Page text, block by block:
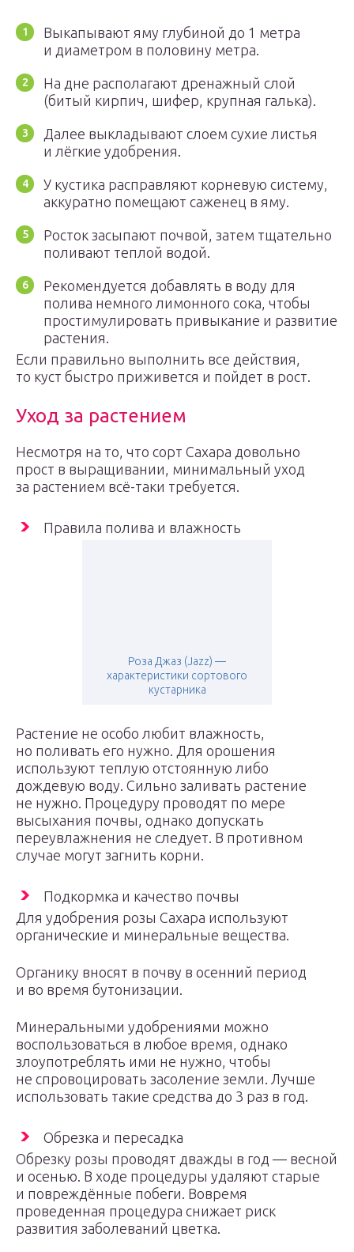
Выкапывают яму глубиной до 1 метра
и диаметром в половину метра.
На дне располагают дренажный слой
(битый кирпич, шифер, крупная галька).
Далее выкладывают слоем сухие листья
и лёгкие удобрения.
У кустика расправляют корневую систему,
аккуратно помещают саженец в яму.
Росток засыпают почвой, затем тщательно
поливают теплой водой.
Рекомендуется добавлять в воду для
полива немного лимонного сока, чтобы
простимулировать привыкание и развитие
растения.
Если правильно выполнить все действия,
то куст быстро приживется и пойдет в рост.
Уход за растением
Несмотря на то, что сорт Сахара довольно
прост в выращивании, минимальный уход
за растением всё-таки требуется.
Правила полива и влажность
Роза Джаз (Jazz) —
характеристики сортового
кустарника
Растение не особо любит влажность,
но поливать его нужно. Для орошения
используют теплую отстоянную либо
дождевую воду. Сильно заливать растение
не нужно. Процедуру проводят по мере
высыхания почвы, однако допускать
переувлажнения не следует. В противном
случае могут загнить корни.
Подкормка и качество почвы
Для удобрения розы Сахара используют
органические и минеральные вещества.
Органику вносят в почву в осенний период
и во время бутонизации.
Минеральными удобрениями можно
воспользоваться в любое время, однако
злоупотреблять ими не нужно, чтобы
не спровоцировать засоление земли. Лучше
использовать такие средства до 3 раз в год.
Обрезка и пересадка
Обрезку розы проводят дважды в год — весной
и осенью. В ходе процедуры удаляют старые
и повреждённые побеги. Вовремя
проведенная процедура снижает риск
развития заболеваний цветка.